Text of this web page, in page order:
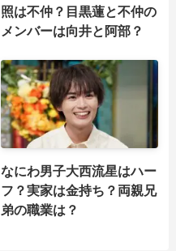
照は不仲？目黒蓮と不仲の
メンバーは向井と阿部？
なにわ男子大西流星はハー
フ？実家は金持ち？両親兄
弟の職業は？